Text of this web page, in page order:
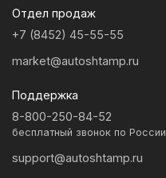
Отдел продаж
+7 (8452) 45-55-55
market@autoshtamp.ru
Поддержка
8-800-250-84-52
бесплатный звонок по России
support@autoshtamp.ru